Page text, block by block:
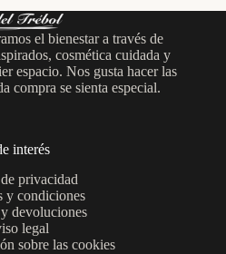
la
página
de
producto
el bienestar a través de
cosmética cuidada y
espacio. Nos gusta hacer las
compra se sienta especial.
interés
privacidad
y condiciones
devoluciones
legal
sobre las cookies